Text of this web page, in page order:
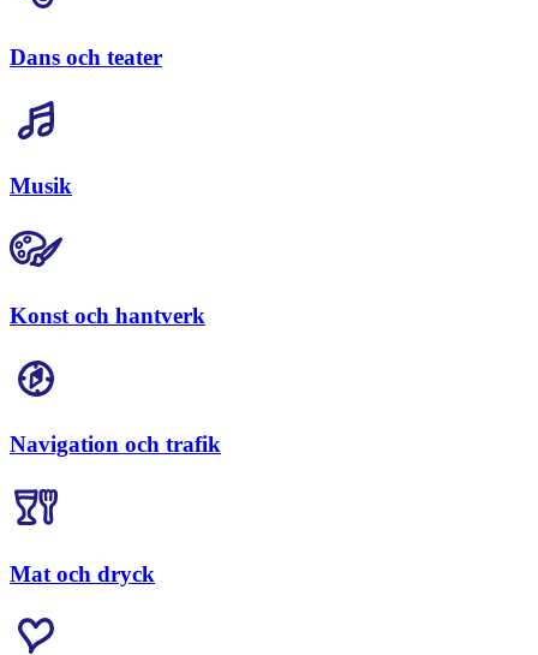
Dans och teater
Musik
Konst och hantverk
Navigation och trafik
Mat och dryck